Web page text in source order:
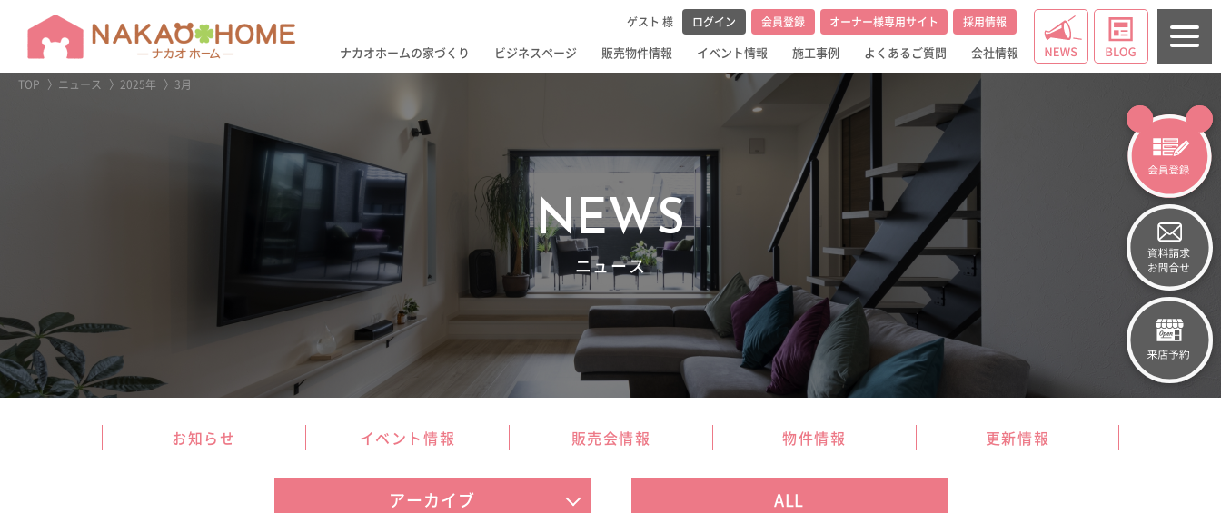
ナカオホームの家づくり ビジネスページ 販売物件情報 イベント情報 施工事例 よくあるご質問 会社情報
ゲスト 様 ログイン 会員登録 オーナー様専用サイト 採用情報
TOP ニュース 2025年 3月
NEWS
ニュース
お知らせ イベント情報 販売会情報 物件情報 更新情報
アーカイブ ALL